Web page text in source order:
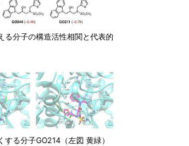
る分子の構造活性相関と代表的
する分子GO214（左図 黄緑）